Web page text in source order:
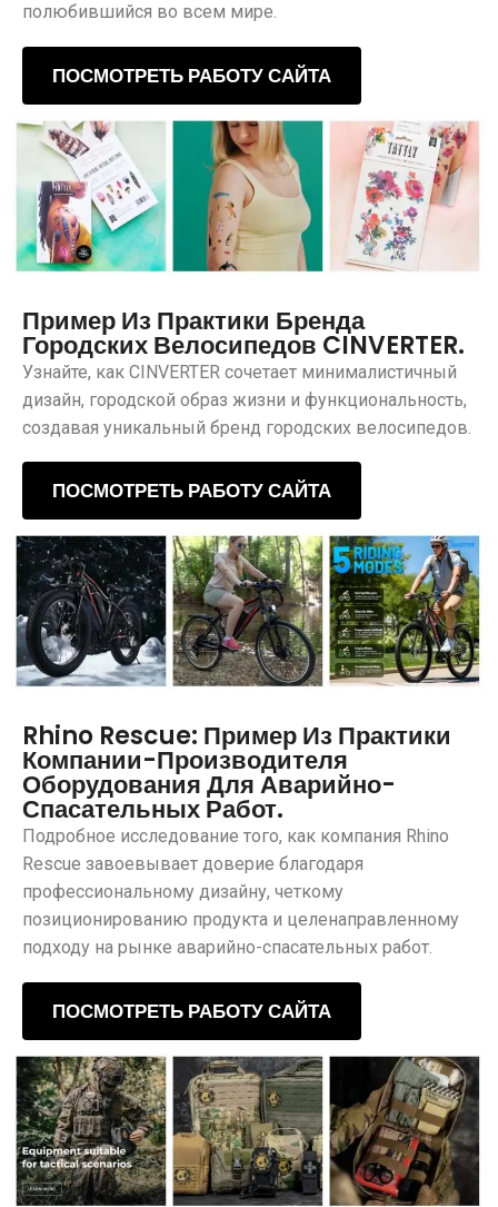
полюбившийся во всем мире.
ПОСМОТРЕТЬ РАБОТУ САЙТА
Пример Из Практики Бренда
Городских Велосипедов CINVERTER.
Узнайте, как CINVERTER сочетает минималистичный
дизайн, городской образ жизни и функциональность,
создавая уникальный бренд городских велосипедов.
ПОСМОТРЕТЬ РАБОТУ САЙТА
Rhino Rescue: Пример Из Практики
Компании-Производителя
Оборудования Для Аварийно-
Спасательных Работ.
Подробное исследование того, как компания Rhino
Rescue завоевывает доверие благодаря
профессиональному дизайну, четкому
позиционированию продукта и целенаправленному
подходу на рынке аварийно-спасательных работ.
ПОСМОТРЕТЬ РАБОТУ САЙТА